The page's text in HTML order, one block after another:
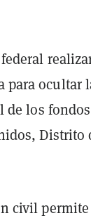
para ocultar
los
Distrito
civil